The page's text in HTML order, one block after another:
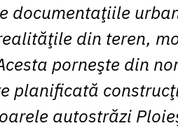
documentaţiile
din teren,
porneşte din
planificată
autostrăzi